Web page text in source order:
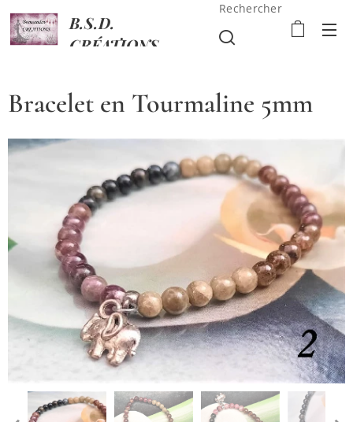
B.S.D.
CRÉATIONS
Rechercher
Bracelet en Tourmaline 5mm